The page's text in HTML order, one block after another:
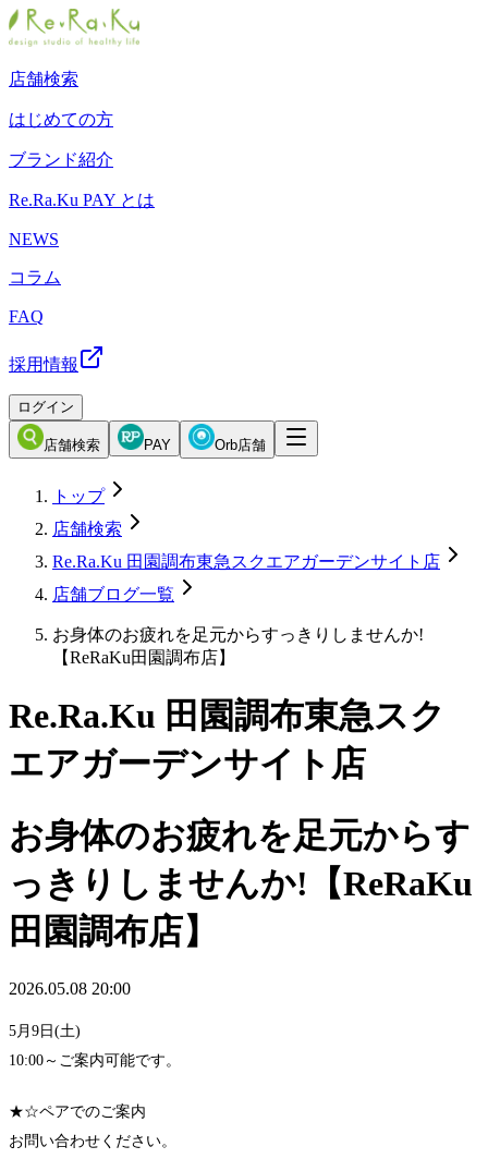
店舗検索
はじめての方
ブランド紹介
Re.Ra.Ku PAY とは
NEWS
コラム
FAQ
採用情報
ログイン
店舗検索 PAY Orb店舗
トップ
店舗検索
Re.Ra.Ku 田園調布東急スクエアガーデンサイト店
店舗ブログ一覧
お身体のお疲れを足元からすっきりしませんか!
【ReRaKu田園調布店】
Re.Ra.Ku 田園調布東急スク
エアガーデンサイト店
お身体のお疲れを足元からす
っきりしませんか!【ReRaKu
田園調布店】
2026.05.08 20:00
5月9日(土)
10:00～ご案内可能です。
★☆ペアでのご案内
お問い合わせください。